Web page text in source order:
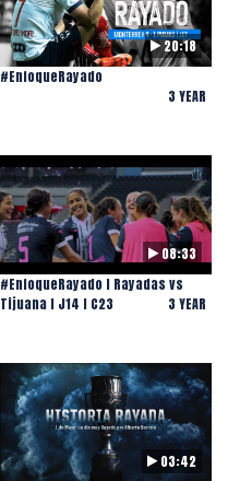
20:18
#EnfoqueRayado
3 YEAR
08:33
#EnfoqueRayado l Rayadas vs
Tijuana l J14 l C23
3 YEAR
03:42